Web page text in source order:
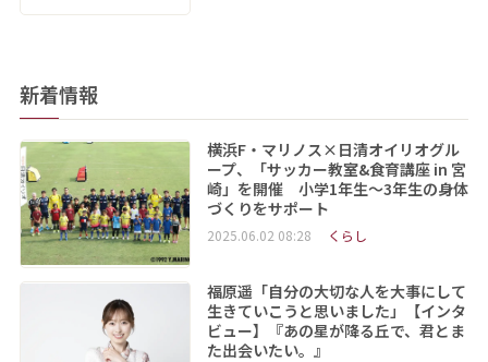
新着情報
横浜F・マリノス×日清オイリオグル
ープ、「サッカー教室&食育講座 in 宮
崎」を開催 小学1年生～3年生の身体
づくりをサポート
2025.06.02 08:28 くらし
福原遥「自分の大切な人を大事にして
生きていこうと思いました」【インタ
ビュー】『あの星が降る丘で、君とま
た出会いたい。』